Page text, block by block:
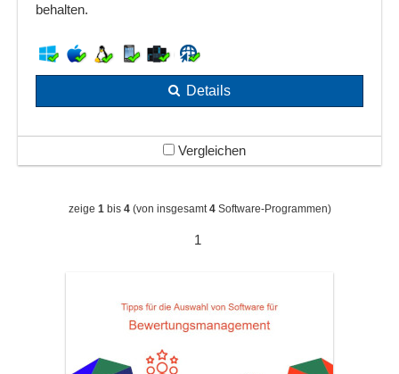
behalten.
Details
Vergleichen
zeige 1 bis 4(von insgesamt 4Software-Programmen)
1